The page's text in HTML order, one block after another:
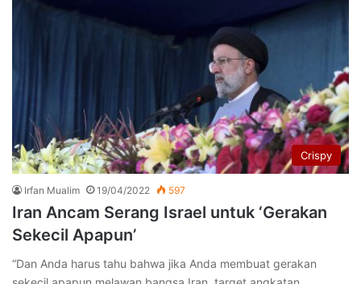
Crispy
Irfan Mualim 19/04/2022 597
Iran Ancam Serang Israel untuk ‘Gerakan
Sekecil Apapun’
“Dan Anda harus tahu bahwa jika Anda membuat gerakan